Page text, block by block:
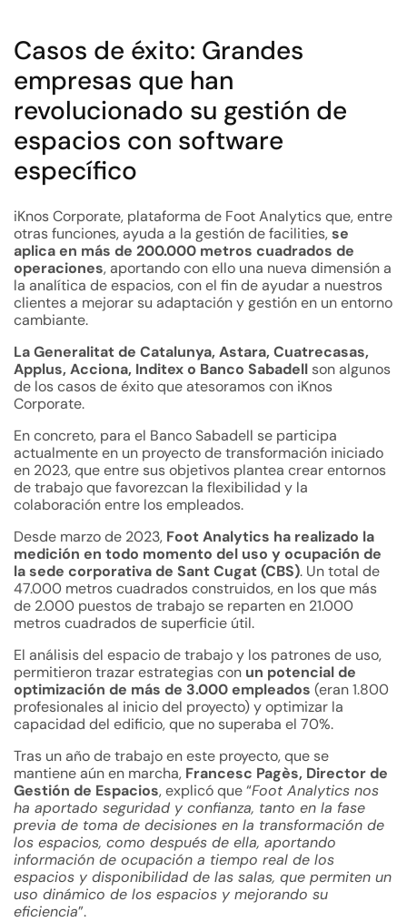
Casos de éxito: Grandes
empresas que han
revolucionado su gestión de
espacios con software
específico
iKnos Corporate, plataforma de Foot Analyticsque, entre
otras funciones, ayuda a la gestión de facilities,se
aplica en más de 200.000 metros cuadrados de
operaciones, aportando con ello una nueva dimensión a
la analítica de espacios, con el fin de ayudar a nuestros
clientes a mejorar su adaptación y gestión en un entorno
cambiante.
La Generalitat de Catalunya, Astara, Cuatrecasas,
Applus, Acciona, Inditex o Banco Sabadell son algunos
de los casos de éxito que atesoramos con iKnos
Corporate.
En concreto, para el Banco Sabadell se participa
actualmente en un proyecto de transformación iniciado
en 2023, que entre sus objetivos plantea crear entornos
de trabajo que favorezcan la flexibilidad y la
colaboración entre los empleados.
Desde marzo de 2023, Foot Analytics ha realizado la
medición en todo momento del uso y ocupación de
la sede corporativa de Sant Cugat (CBS). Un total de
47.000 metros cuadrados construidos, en los que más
de 2.000 puestos de trabajo se reparten en 21.000
metros cuadrados de superficie útil.
El análisis del espacio de trabajo y los patrones de uso,
permitieron trazar estrategias con un potencial de
optimización de más de 3.000 empleados (eran 1.800
profesionales al inicio del proyecto) y optimizar la
capacidad del edificio, que no superaba el 70%.
Tras un año de trabajo en este proyecto, que se
mantiene aún en marcha, Francesc Pagès, Director de
Gestión de Espacios, explicó que “Foot Analytics nos
ha aportado seguridad y confianza, tanto en la fase
previa de toma de decisiones en la transformación de
los espacios, como después de ella, aportando
información de ocupación a tiempo real de los
espacios y disponibilidad de las salas, que permiten un
uso dinámico de los espacios y mejorando su
eficiencia”.